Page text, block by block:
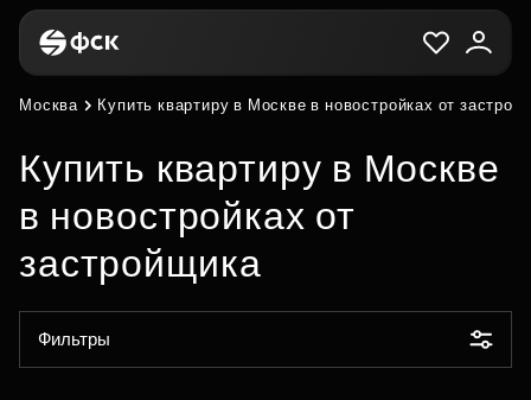
Москва Купить квартиру в Москве в новостройках от
Купить квартиру в Москве
в новостройках от
застройщика
Фильтры